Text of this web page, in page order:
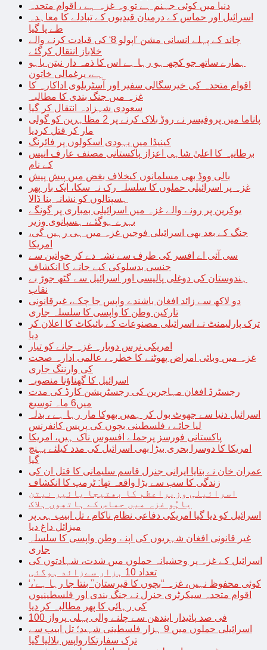
دنیا میں کوئی جہنم ہے تو وہ غزہ ہے ، اقوام متحدہ
اسرائیل اور حماس کے درمیان قیدیوں کے تبادلے کا معاہدہ
طے پا گیا
چاند کے پہلے انسانی مشن ’اپولو 8‘ کی قیادت کرنے والے
خلاباز انتقال کرگئے
ہمارے ساتھ جو کچھ ہو رہا ہے اس کا ذمہ دار نیتن یاہو
ہے، یرغمالی خاتون
اقوام متحدہ کی خیرسگالی سفیر اور آسٹریلوی اداکارہ کا
غزہ میں جنگ بندی کا مطالبہ
سعودی شہزادہ انتقال کر گیا
پاناما میں پروفیسر نے روڈ بلاک کرنے پر 2 مظاہرین کو گولی
مار کر قتل کردیا
کینیڈا میں یہودی اسکولوں پر فائرنگ
برطانیہ کا اعلیٰ شاہی اعزاز پاکستانی مصنف عارف انیس
کے نام
بالی ووڈ بھی مسلمانوں کیخلاف بغض میں پیش پیش
غزہ پر اسرائیلی حملوں کا سلسلہ رک نہ سکا، ایک بار پھر
ہسپتالوں کو نشانہ بنا ڈالا
یوکرین پر رونے والے غزہ میں اسرائیلی بمباری پر گونگے
بہرے ہوگئے، ہسپانوی وزیر
جنگ کے بعد بھی اسرائیلی فوجیں غزہ میں ہی رہیں گی،
امریکا
سی آئی اے افسر کی طرف سے نشہ دے کر خواتین سے
جنسی بدسلوکی کیے جانے کا انکشاف
ہندوستان کی دوغلی پالیسی اور اسرائیل سے گٹھ جوڑ بے
نقاب
دو لاکھ سے زائد افغان باشندے واپس جا چکے، غیرقانونی
تارکین وطن کا واپسی کا سلسلہ جاری
ترک پارلیمنٹ نے اسرائیلی مصنوعات کے بائیکاٹ کا اعلان کر
دیا
امریکی نرس دوبارہ غزہ جانے کو تیار
غزہ میں وبائی امراض پھوٹنے کا خطرہ، عالمی ادارہ صحت
کی وارننگ جاری
اسرائیل کا گھناؤنا منصوبہ
رجسٹرڈ افغان مہاجرین کی رجسٹریشن کارڈ کی مدت
میں6 ماہ توسیع
اسرائیل دنیا سے جھوٹ بول کر ہمیں بھوکا مار رہا ہے ، بدلہ
لیا جائے ، فلسطینی بچوں کی پریس کانفرنس
پاکستانی فورسز پرحملے افسوس ناک ہیں، امریکا
امریکا کا دوسرا بحری بیڑا بھی اسرائیل کی مدد کیلئے پہنچ
گیا
عمران خان نے بتایا ایرانی جنرل قاسم سلیمانی کا قتل ان کی
زندگی کا سب سے بڑا واقعہ تھا: ٹرمپ کا انکشاف
اسرائیلی وزیراعظم کا بھتیجا یائیر نیتن
یاہُو غزہ میں حماس کے ہاتھوں ہلاک
اسرائیل کو دیا گیا امریکی دفاعی نظام ناکام ، تل ابیب ہی پر
میزائل داغ دیا
غیر قانونی افغان شہریوں کی اپنے وطن واپسی کا سلسلہ
جاری
اسرائیل کے غزہ پر وحشیانہ حملوں میں شدت، شہادتوں کی
تعداد 10 ہزار سےزائد ہوگئی
‘کوئی محفوظ نہیں، غزہ “بچوں کا قبرستان” بنتا جا رہا ہے’،
اقوام متحدہ سیکرٹری جنرل نے جنگ بندی اور فلسطینیوں
کی رہائی کا پھر مطالبہ کر دیا
100 فی صد پائیدار ایندھن سے چلنے والی پہلی پرواز
اسرائیلی حملوں میں 9 ہزار فلسطینی شہید؛ تل ابیب سے
ترک سفارتکارواپس بلالیا گیا